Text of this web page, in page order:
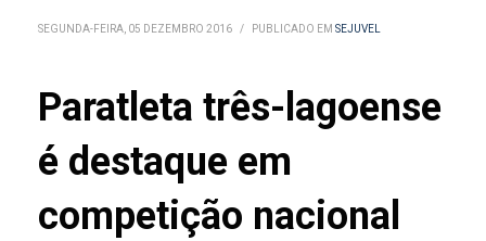
SEGUNDA-FEIRA, 05 DEZEMBRO 2016 / PUBLICADO EM SEJUVEL
Paratleta três-lagoense
é destaque em
competição nacional